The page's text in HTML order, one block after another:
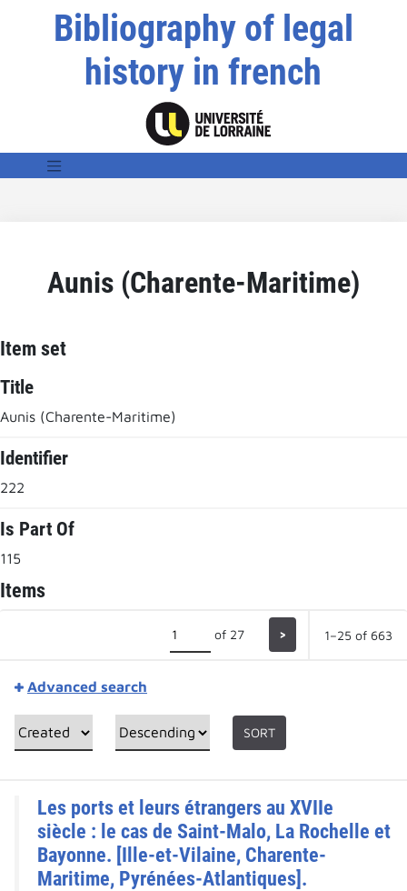
Bibliography of legal
history in french
Aunis (Charente-Maritime)
Item set
Title
Aunis (Charente-Maritime)
Identifier
222
Is Part Of
115
Items
of 27 > 1–25 of 663
Advanced search
SORT
Les ports et leurs étrangers au XVIIe
siècle : le cas de Saint-Malo, La Rochelle et
Bayonne. [Ille-et-Vilaine, Charente-
Maritime, Pyrénées-Atlantiques].